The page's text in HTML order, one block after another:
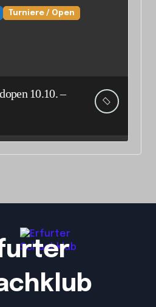
Turniere / Open
10.10. –